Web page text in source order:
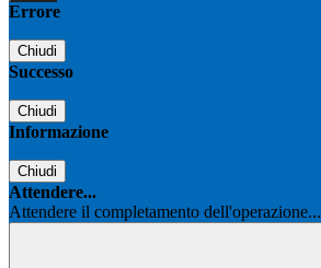
Errore
Chiudi
Successo
Chiudi
Informazione
Chiudi
Attendere...
Attendere il completamento dell'operazione...